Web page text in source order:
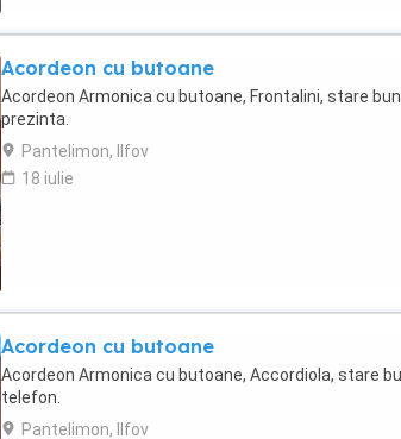
Acordeon cu butoane
Acordeon Armonica cu butoane, Frontalini, stare
prezinta.
Pantelimon, Ilfov
18 iulie
Acordeon cu butoane
Acordeon Armonica cu butoane, Accordiola, stare
telefon.
Pantelimon, Ilfov